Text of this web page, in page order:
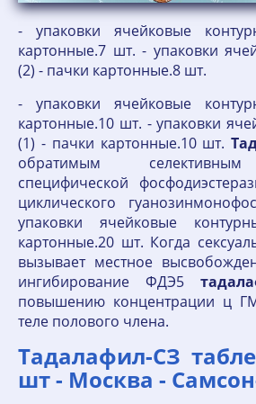
- упаковки ячейковые
картонные.7 шт. - упаковки
(2) - пачки картонные.8 шт.
- упаковки ячейковые
картонные.10 шт. - упаковки
(1) - пачки картонные.10 шт.
обратимым
специфической
циклического
упаковки ячейковые
картонные.20 шт. Когда
вызывает местное
ингибирование ФДЭ5
повышению концентрации ц
теле полового члена.
Тадалафил-СЗ
шт - Москва -